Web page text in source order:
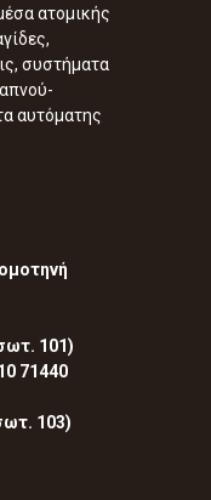
ατομικής
συστήματα
αυτόματης
101)
71440
103)